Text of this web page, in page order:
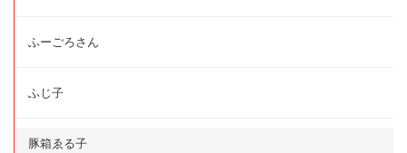
ふーごろさん
ふじ子
豚箱ゑる子